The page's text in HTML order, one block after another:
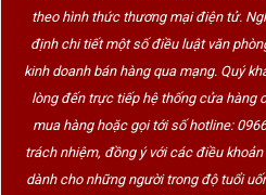
theo hình thức thương mại điện tử.
định chi tiết một số điều luật văn
kinh doanh bán hàng qua mạng. Quý
lòng đến trực tiếp hệ thống cửa hàng
mua hàng hoặc gọi tới số hotline:
trách nhiệm, đồng ý với các điều
dành cho những người trong độ tuổi